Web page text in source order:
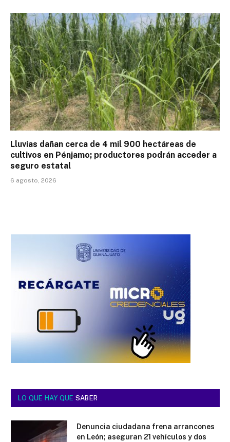
Lluvias dañan cerca de 4 mil 900 hectáreas de
cultivos en Pénjamo; productores podrán acceder a
seguro estatal
6 agosto, 2026
LO QUE HAY QUE SABER
Denuncia ciudadana frena arrancones
en León; aseguran 21 vehículos y dos